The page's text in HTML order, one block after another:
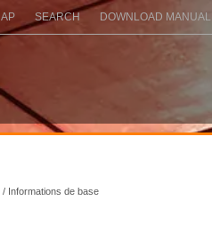
SEARCH DOWNLOAD MANUAL
/ Informations de base